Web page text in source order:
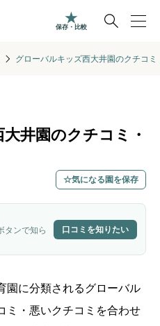

保存・比較
グローバルキッズ西大井園のクチコミ
井園のクチコミ・
気になる園を保存
タンで知ら
口コミを知りたい
園に分類されるグローバル
ミ・悪いクチコミを合わせ